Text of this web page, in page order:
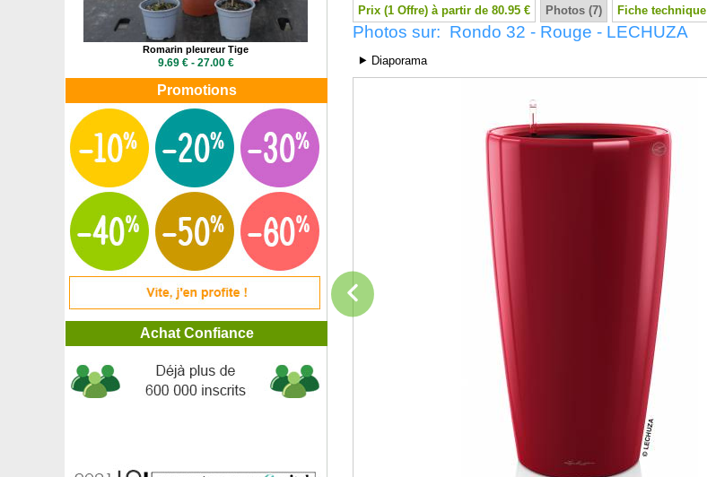
Romarin pleureur Tige
9.69 € - 27.00 €
Promotions
Achat Confiance
Prix (1 Offre) à partir de 80.95 € Photos (7) Fiche technique
Photos sur: Rondo 32 - Rouge - LECHUZA
⯈ Diaporama